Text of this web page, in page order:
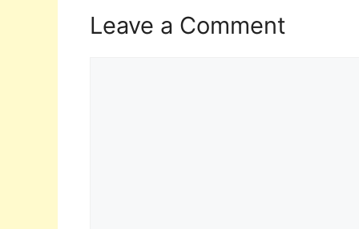
Leave a Comment